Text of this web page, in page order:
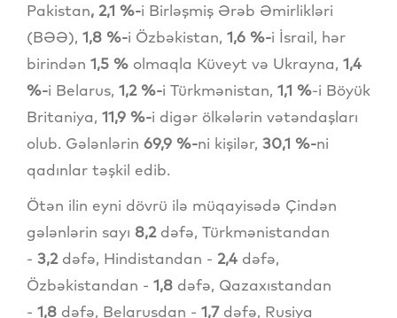
Pakistan, 2,1 %-i Birləşmiş Ərəb Əmirlikləri
(BƏƏ), 1,8 %-i Özbəkistan, 1,6 %-i İsrail, hər
birindən 1,5 % olmaqla Küveyt və Ukrayna, 1,4
%-i Belarus, 1,2 %-i Türkmənistan, 1,1 %-i Böyük
Britaniya, 11,9 %-i digər ölkələrin vətəndaşları
olub. Gələnlərin 69,9 %-ni kişilər, 30,1 %-ni
qadınlar təşkil edib.
Ötən ilin eyni dövrü ilə müqayisədə Çindən
gələnlərin sayı 8,2dəfə, Türkmənistandan
- 3,2dəfə, Hindistandan - 2,4 dəfə,
Özbəkistandan - 1,8 dəfə, Qazaxıstandan
- 1,8 dəfə, Belarusdan - 1,7dəfə, Rusiya